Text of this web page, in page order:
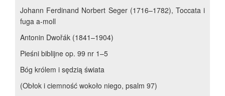
Johann Ferdinand Norbert Seger (1716–1782), Toccata i
fuga a-moll
Antonin Dwořák (1841–1904)
Pieśni biblijne op. 99 nr 1–5
Bóg królem i sędzią świata
(Obłok i ciemność wokoło niego, psalm 97)